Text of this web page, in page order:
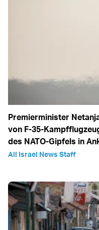
Premierminister
von F-35-
des NATO-Gipfels in
All Israel News Staff